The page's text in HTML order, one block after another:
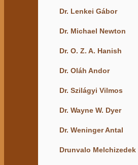
Dr. Lenkei Gábor
Dr. Michael Newton
Dr. O. Z. A. Hanish
Dr. Oláh Andor
Dr. Szilágyi Vilmos
Dr. Wayne W. Dyer
Dr. Weninger Antal
Drunvalo Melchizedek